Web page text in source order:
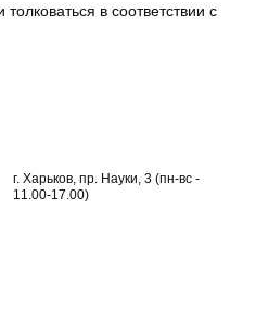
в соответствии с
г. Харьков, пр. Науки, 3 (пн-вс -
11.00-17.00)